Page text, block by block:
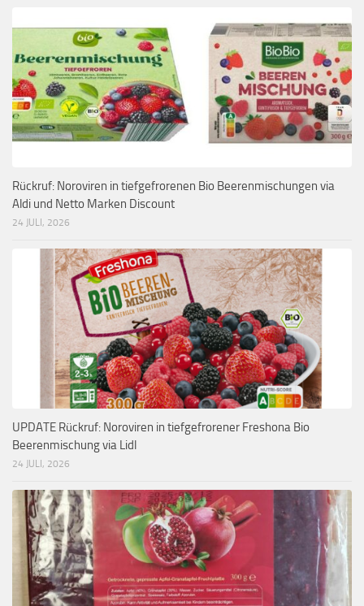
Rückruf: Noroviren in tiefgefrorenen Bio Beerenmischungen via
Aldi und Netto Marken Discount
24 JULI, 2026
UPDATE Rückruf: Noroviren in tiefgefrorener Freshona Bio
Beerenmischung via Lidl
24 JULI, 2026